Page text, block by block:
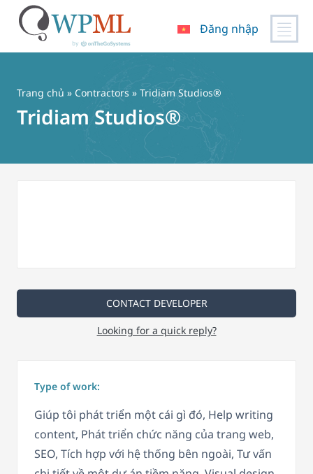
Đăng nhập
Trang chủ » Contractors » Tridiam Studios®
Tridiam Studios®
CONTACT DEVELOPER
Looking for a quick reply?
Type of work:
Giúp tôi phát triển một cái gì đó, Help writing
content, Phát triển chức năng của trang web,
SEO, Tích hợp với hệ thống bên ngoài, Tư vấn